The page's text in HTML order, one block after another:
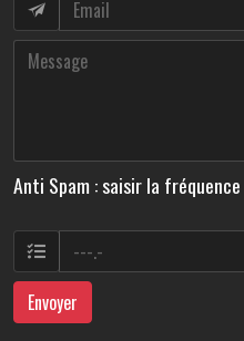
Anti Spam : saisir la
Envoyer